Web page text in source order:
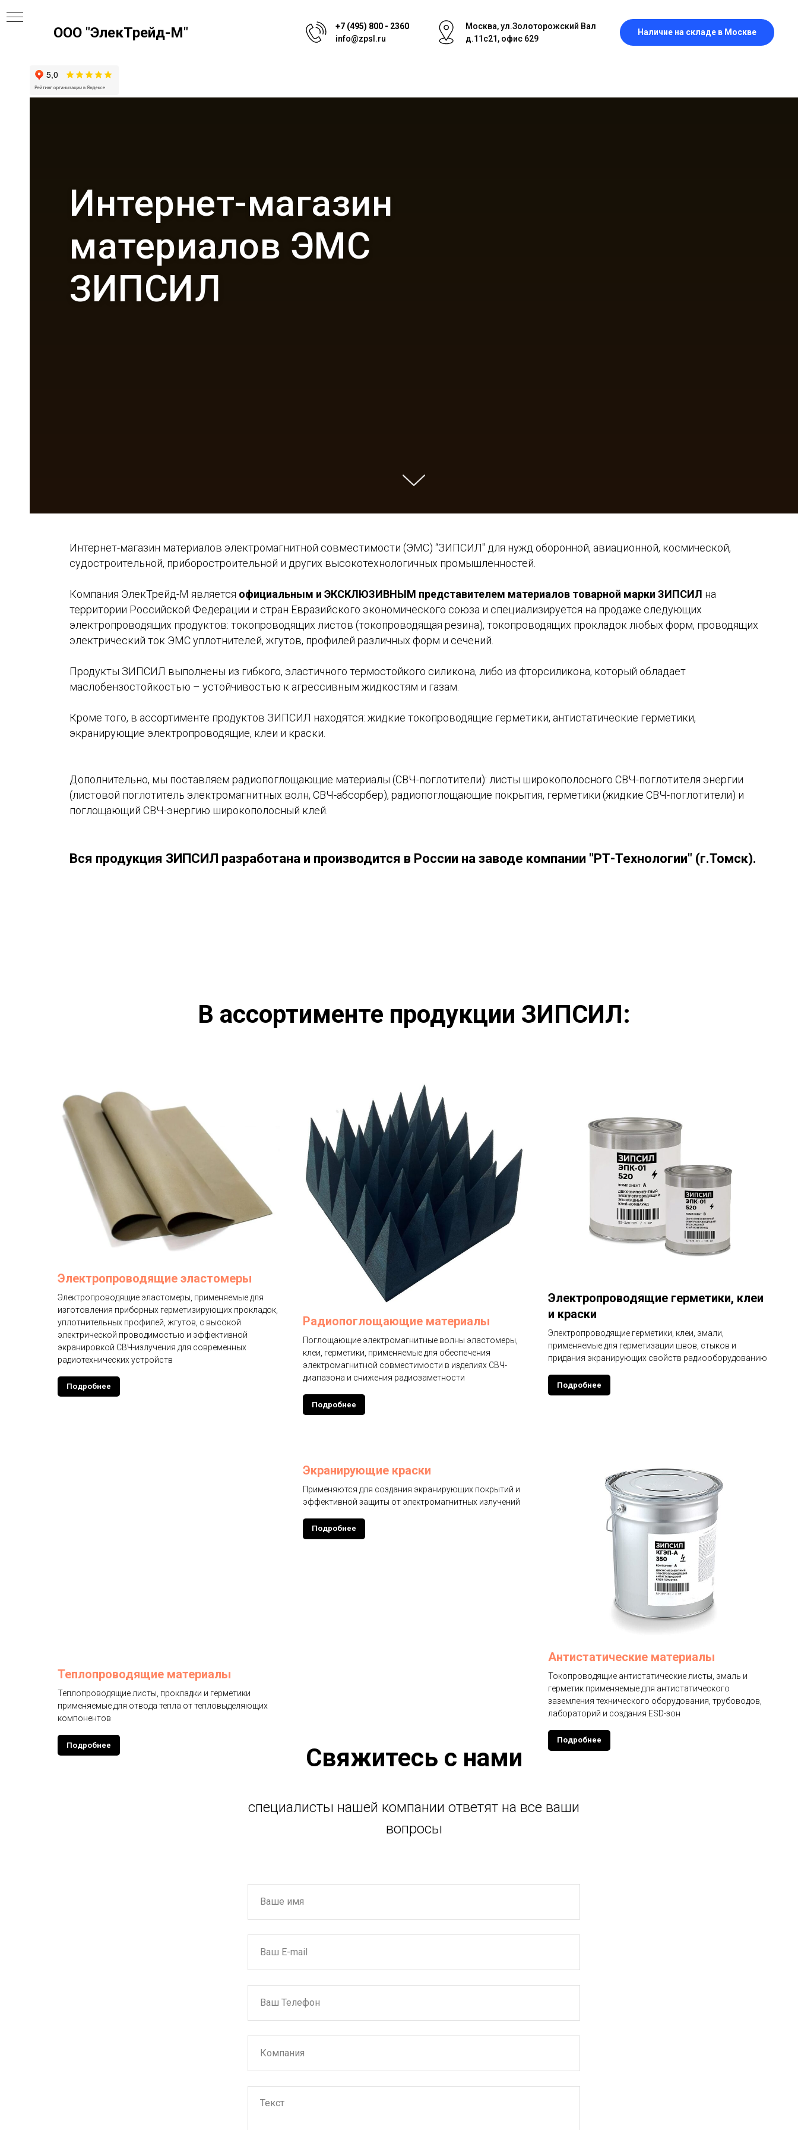
ООО "ЭлекТрейд-М"
+7 (495) 800 - 2360
info@zpsl.ru
Москва, ул.Золоторожский Вал
д.11с21, офис 629
Наличие на складе в Москве
Интернет-магазин
материалов ЭМС
ЗИПСИЛ
Интернет-магазин материалов электромагнитной совместимости (ЭМС) “ЗИПСИЛ" для нужд оборонной, авиационной, космической,
судостроительной, приборостроительной и других высокотехнологичных промышленностей.
Компания ЭлекТрейд-М является официальным и ЭКСКЛЮЗИВНЫМ представителем материалов товарной марки ЗИПСИЛ на
территории Российской Федерации и стран Евразийского экономического союза и специализируется на продаже следующих
электропроводящих продуктов: токопроводящих листов (токопроводящая резина), токопроводящих прокладок любых форм, проводящих
электрический ток ЭМС уплотнителей, жгутов, профилей различных форм и сечений.
Продукты ЗИПСИЛ выполнены из гибкого, эластичного термостойкого силикона, либо из фторсиликона, который обладает
маслобензостойкостью – устойчивостью к агрессивным жидкостям и газам.
Кроме того, в ассортименте продуктов ЗИПСИЛ находятся: жидкие токопроводящие герметики, антистатические герметики,
экранирующие электропроводящие, клеи и краски.
Дополнительно, мы поставляем радиопоглощающие материалы (СВЧ-поглотители): листы широкополосного СВЧ-поглотителя энергии
(листовой поглотитель электромагнитных волн, СВЧ-абсорбер), радиопоглощающие покрытия, герметики (жидкие СВЧ-поглотители) и
поглощающий СВЧ-энергию широкополосный клей.
Вся продукция ЗИПСИЛ разработана и производится в России на заводе компании "РТ-Технологии" (г.Томск).
В ассортименте продукции ЗИПСИЛ:
Электропроводящие эластомеры
Электропроводящие эластомеры, применяемые для
изготовления приборных герметизирующих прокладок,
уплотнительных профилей, жгутов, с высокой
электрической проводимостью и эффективной
экранировкой СВЧ-излучения для современных
радиотехнических устройств
Подробнее
Радиопоглощающие материалы
Поглощающие электромагнитные волны эластомеры,
клеи, герметики, применяемые для обеспечения
электромагнитной совместимости в изделиях СВЧ-
диапазона и снижения радиозаметности
Подробнее
Электропроводящие герметики, клеи
и краски
Электропроводящие герметики, клеи, эмали,
применяемые для герметизации швов, стыков и
придания экранирующих свойств радиооборудованию
Подробнее
Антистатические материалы
Токопроводящие антистатические листы, эмаль и
герметик применяемые для антистатического
заземления технического оборудования, трубоводов,
лабораторий и создания ESD-зон
Подробнее
Теплопроводящие материалы
Теплопроводящие листы, прокладки и герметики
применяемые для отвода тепла от тепловыделяющих
компонентов
Подробнее
Экранирующие краски
Применяются для создания экранирующих покрытий и
эффективной защиты от электромагнитных излучений
Подробнее
Свяжитесь с нами
специалисты нашей компании ответят на все ваши
вопросы